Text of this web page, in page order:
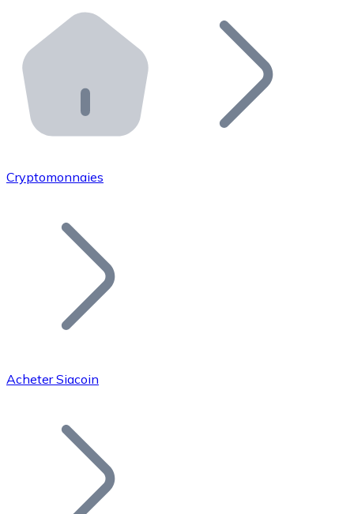
Distributeurs automatiques Bitnovo
Intégrez un ATM Bitnovo dans votre entreprise et
API Bitnovo
Intégrez notre API dans votre écosystème.
Rejoignez notre réseau de distributeurs et
Ajoutez le token de votre projet à notre service
Bitcoin
Cryptomonnaies
Acheter Siacoin